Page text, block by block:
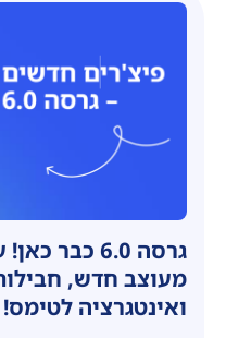
גרסה 6.0
מעוצב חדש,
ואינטגרציה לטימס!